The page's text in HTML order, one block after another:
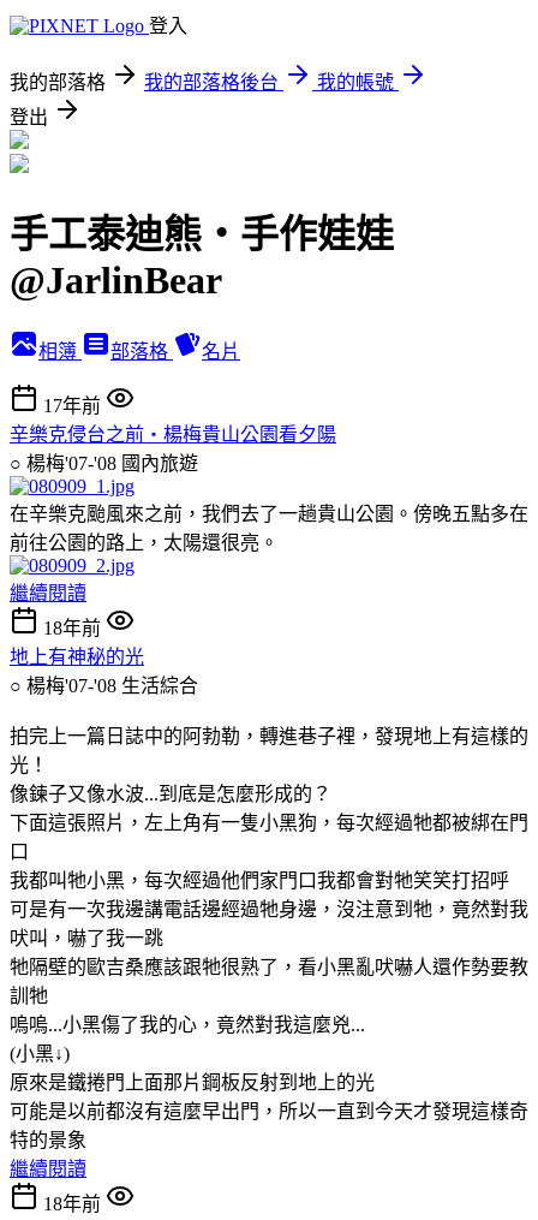
登入
我的部落格 我的部落格後台
我的帳號
登出
手工泰迪熊‧手作娃娃
@JarlinBear
相簿 部落格 名片
17年前
辛樂克侵台之前‧楊梅貴山公園看夕陽
○ 楊梅'07-'08 國內旅遊
在辛樂克颱風來之前，我們去了一趟貴山公園。傍晚五點多在
前往公園的路上，太陽還很亮。
繼續閱讀
18年前
地上有神秘的光
○ 楊梅'07-'08 生活綜合
拍完上一篇日誌中的阿勃勒，轉進巷子裡，發現地上有這樣的
光！
像鍊子又像水波...到底是怎麼形成的？
下面這張照片，左上角有一隻小黑狗，每次經過牠都被綁在門
口
我都叫牠小黑，每次經過他們家門口我都會對牠笑笑打招呼
可是有一次我邊講電話邊經過牠身邊，沒注意到牠，竟然對我
吠叫，嚇了我一跳
牠隔壁的歐吉桑應該跟牠很熟了，看小黑亂吠嚇人還作勢要教
訓牠
嗚嗚...小黑傷了我的心，竟然對我這麼兇...
(小黑↓)
原來是鐵捲門上面那片鋼板反射到地上的光
可能是以前都沒有這麼早出門，所以一直到今天才發現這樣奇
特的景象
繼續閱讀
18年前